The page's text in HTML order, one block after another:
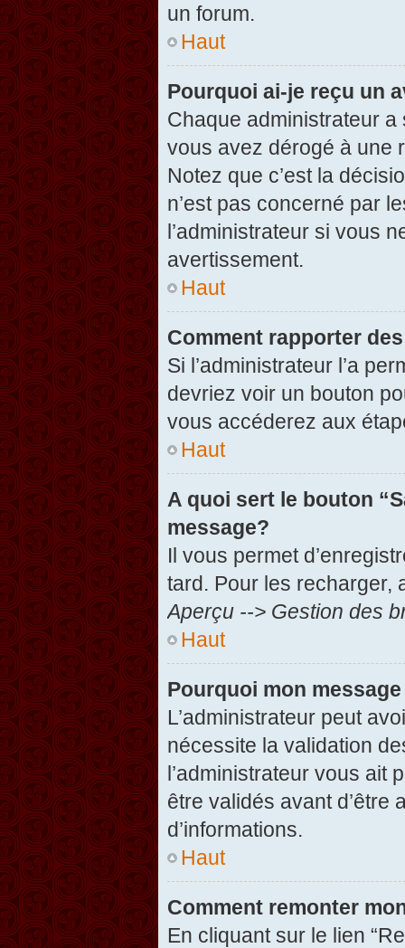
un forum.
Haut
Pourquoi ai-je reçu un
Chaque administrateur
vous avez dérogé à une
Notez que c’est la
n’est pas concerné par
l’administrateur si vous
avertissement.
Haut
Comment rapporter
Si l’administrateur l’a
devriez voir un bouton
vous accéderez aux
Haut
A quoi sert le bouton
message?
Il vous permet
tard. Pour les recharger,
Aperçu --> Gestion des
Haut
Pourquoi mon
L’administrateur peut
nécessite la validation
l’administrateur vous ait
être validés avant d’être
d’informations.
Haut
Comment remonter
En cliquant sur le lien